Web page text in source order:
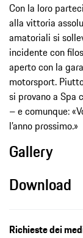
Con la loro
alla vittoria
amatoriali si
incidente con
aperto con la
motorsport.
si provano a Spa
– e comunque:
l’anno prossimo.»
Gallery
Download
Richieste dei